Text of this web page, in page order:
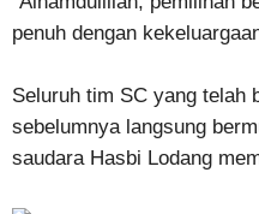
penuh dengan
Seluruh tim SC yang telah
sebelumnya langsung
saudara Hasbi Lodang